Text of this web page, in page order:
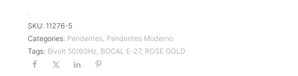
.
SKU: 11276-5
Categories: Pendentes, Pendentes Moderno
Tags: Bivolt 50/60Hz, BOCAL E-27, ROSE GOLD